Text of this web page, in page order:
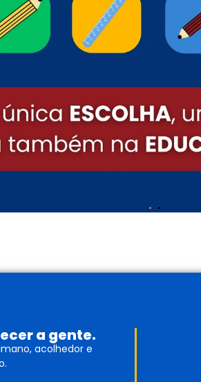
a gente.
acolhedor e